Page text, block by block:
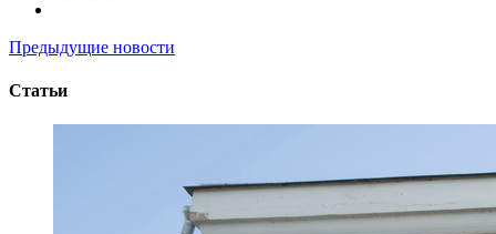
Предыдущие новости
Статьи